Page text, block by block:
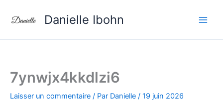
Danielle Ibohn
7ynwjx4kkdlzi6
Laisser un commentaire / Par Danielle / 19 juin 2026